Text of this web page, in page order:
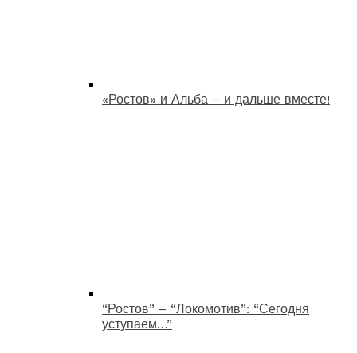
«Ростов» и Альба – и дальше вместе!
“Ростов” – “Локомотив”: “Сегодня
уступаем…”